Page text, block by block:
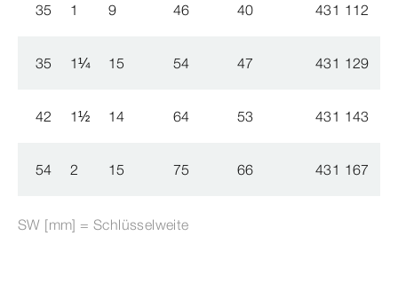
35 1 9 46 40 431 112
35 1¼ 15 54 47 431 129
42 1½ 14 64 53 431 143
54 2 15 75 66 431 167
SW [mm] = Schlüsselweite